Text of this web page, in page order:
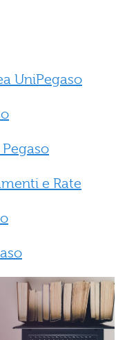
UniPegaso
e Rate